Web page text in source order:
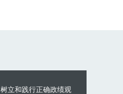
树立和践行正确政绩观